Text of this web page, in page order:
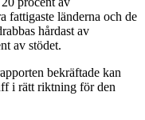
fattigaste länderna och de
hårdast av
av stödet.
bekräftade kan
i rätt riktning för den